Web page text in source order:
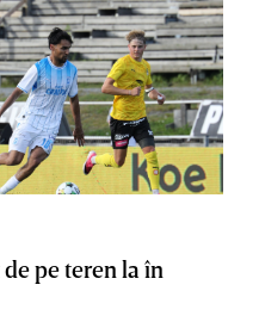
pe teren la în